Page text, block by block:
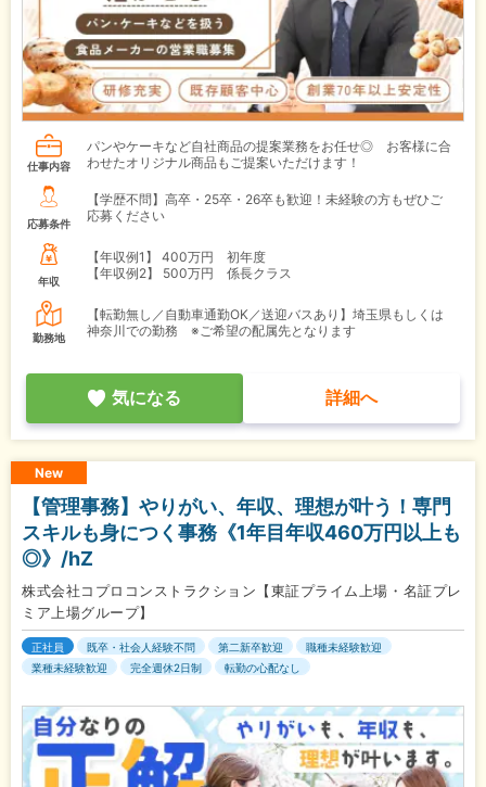
仕事内容
パンやケーキなど自社商品の提案業務をお任せ◎ お客様に合
わせたオリジナル商品もご提案いただけます！
応募条件
【学歴不問】高卒・25卒・26卒も歓迎！未経験の方もぜひご
応募ください
年収
【年収例1】
400万円 初年度
【年収例2】
500万円 係長クラス
勤務地
【転勤無し／自動車通勤OK／送迎バスあり】埼玉県もしくは
神奈川での勤務 ※ご希望の配属先となります
気になる 詳細へ
New
【管理事務】やりがい、年収、理想が叶う！専門
スキルも身につく事務《1年目年収460万円以上も
◎》/hZ
株式会社コプロコンストラクション【東証プライム上場・名証プレ
ミア上場グループ】
正社員 既卒・社会人経験不問 第二新卒歓迎
職種未経験歓迎
業種未経験歓迎
完全週休2日制 転勤の心配なし